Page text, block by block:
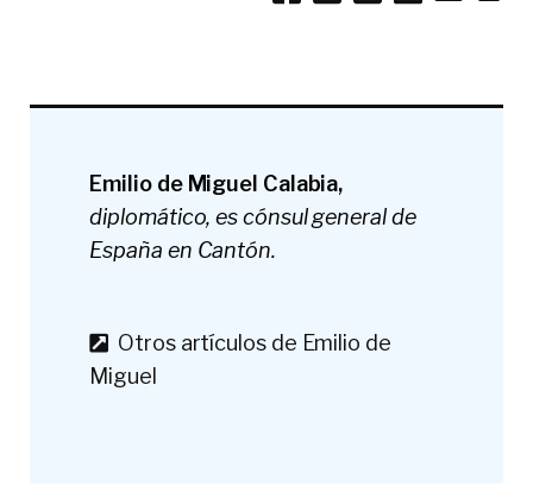
Emilio de Miguel Calabia,
diplomático, es cónsul general de
España en Cantón.
Otros artículos de Emilio de
Miguel